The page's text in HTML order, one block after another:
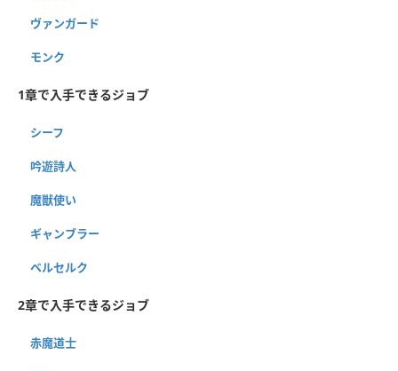
ヴァンガード
モンク
1章で入手できるジョブ
シーフ
吟遊詩人
魔獣使い
ギャンブラー
ベルセルク
2章で入手できるジョブ
赤魔道士